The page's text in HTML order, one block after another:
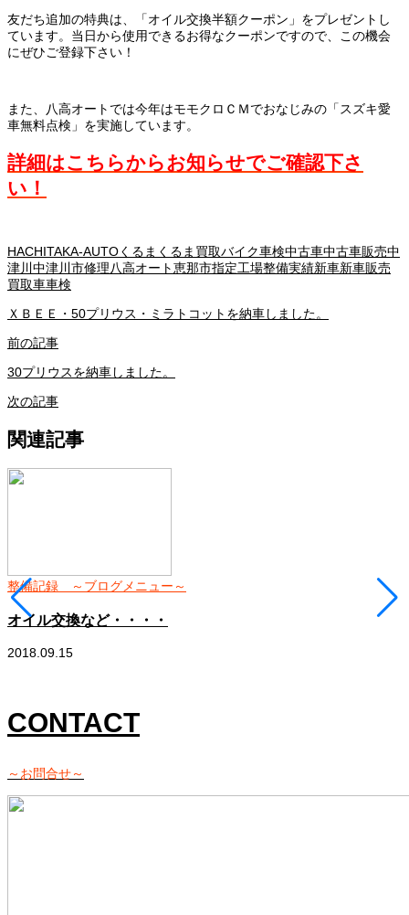
友だち追加の特典は、「オイル交換半額クーポン」をプレゼントし
ています。当日から使用できるお得なクーポンですので、この機会
にぜひご登録下さい！
また、八高オートでは今年はモモクロＣＭでおなじみの「スズキ愛
車無料点検」を実施しています。
詳細はこちらからお知らせでご確認下さ
い！
HACHITAKA-AUTOくるま くるま買取バイク車検中古車中古車販売中
津川 中津川市修理八高オート恵那市指定工場整備実績新車新車販売
買取車車検
ＸＢＥＥ・50プリウス・ミラトコットを納車しました。
前の記事
30プリウスを納車しました。
次の記事
関連記事
整備記録 ～ブログメニュー～
オイル交換など・・・・
2018.09.15
CONTACT
～お問合せ～